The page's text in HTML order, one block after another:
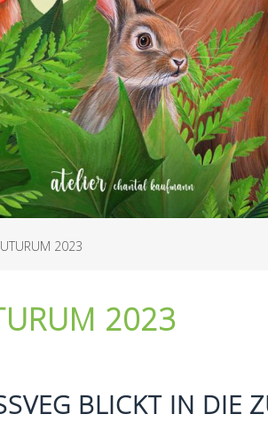
2023
2023
BLICKT IN DIE